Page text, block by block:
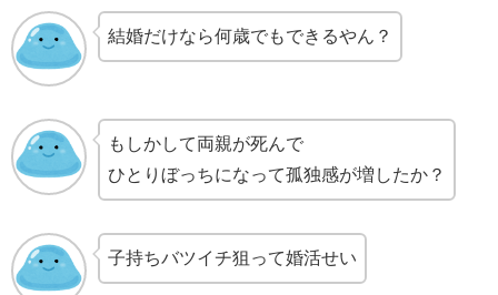
結婚だけなら何歳でもできるやん？
もしかして両親が死んで
ひとりぼっちになって孤独感が増したか？
子持ちバツイチ狙って婚活せい